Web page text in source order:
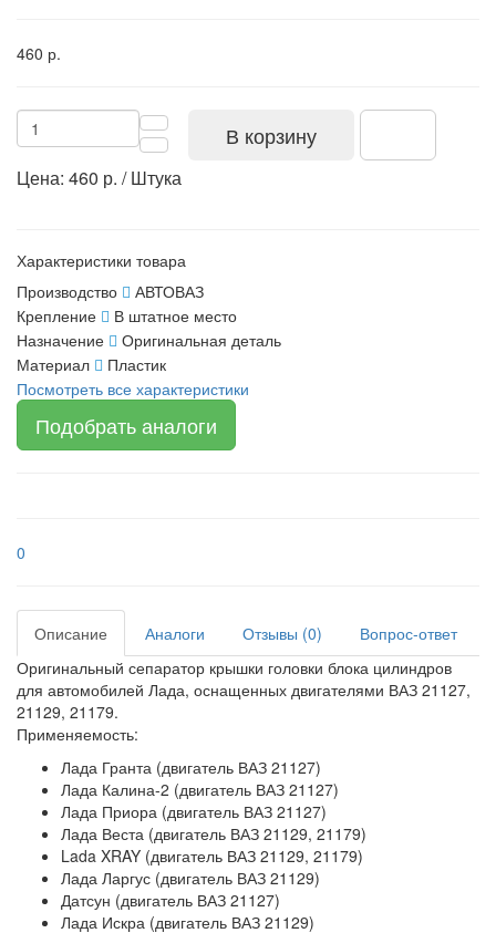
460 р.
В корзину
Цена: 460 р. / Штука
Характеристики товара
Производство
АВТОВАЗ
Крепление
В штатное место
Назначение
Оригинальная деталь
Материал
Пластик
Посмотреть все характеристики
Подобрать аналоги
0
Описание Аналоги Отзывы (0)
Вопрос-ответ
Оригинальный сепаратор крышки головки блока цилиндров
для автомобилей Лада, оснащенных двигателями ВАЗ 21127,
21129, 21179.
Применяемость:
Лада Гранта (двигатель ВАЗ 21127)
Лада Калина-2 (двигатель ВАЗ 21127)
Лада Приора (двигатель ВАЗ 21127)
Лада Веста (двигатель ВАЗ 21129, 21179)
Lada XRAY (двигатель ВАЗ 21129, 21179)
Лада Ларгус (двигатель ВАЗ 21129)
Датсун (двигатель ВАЗ 21127)
Лада Искра (двигатель ВАЗ 21129)